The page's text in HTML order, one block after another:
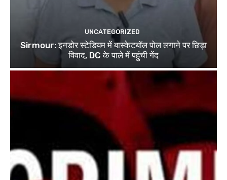
UNCATEGORIZED
Sirmour: इनडोर स्टेडियम में बास्केटबॉल पोल लगाने पर छिड़ा
विवाद, DC के पाले में पहुंची गेंद